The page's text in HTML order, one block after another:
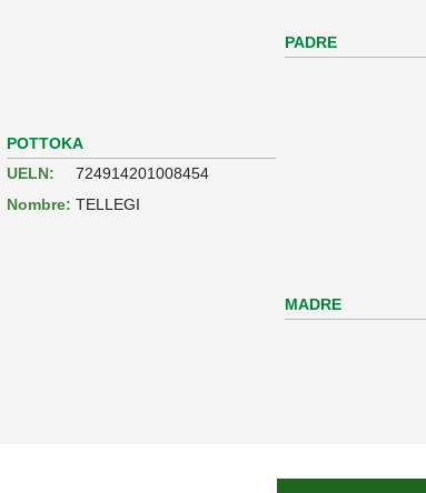
POTTOKA
UELN:
724914201008454
Nombre: TELLEGI
PADRE
MADRE